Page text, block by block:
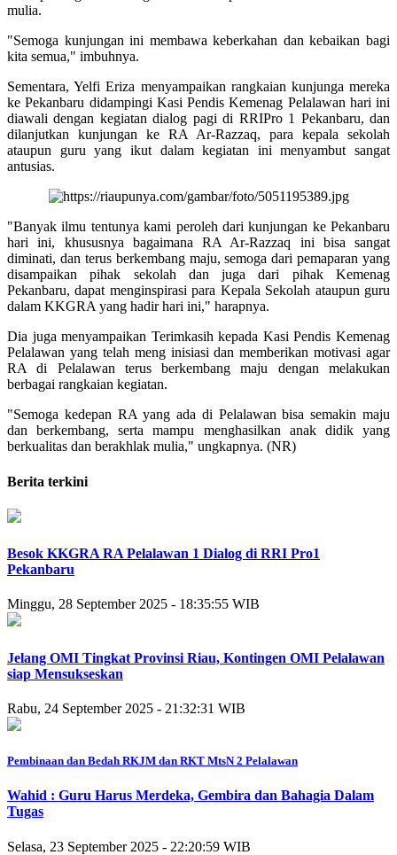
mulia.
"Semoga kunjungan ini membawa keberkahan dan kebaikan bagi
kita semua," imbuhnya.
Sementara, Yelfi Eriza menyampaikan rangkaian kunjunga mereka
ke Pekanbaru didampingi Kasi Pendis Kemenag Pelalawan hari ini
diawali dengan kegiatan dialog pagi di RRIPro 1 Pekanbaru, dan
dilanjutkan kunjungan ke RA Ar-Razzaq, para kepala sekolah
ataupun guru yang ikut dalam kegiatan ini menyambut sangat
antusias.
"Banyak ilmu tentunya kami peroleh dari kunjungan ke Pekanbaru
hari ini, khususnya bagaimana RA Ar-Razzaq ini bisa sangat
diminati, dan terus berkembang maju, semoga dari pemaparan yang
disampaikan pihak sekolah dan juga dari pihak Kemenag
Pekanbaru, dapat menginspirasi para Kepala Sekolah ataupun guru
dalam KKGRA yang hadir hari ini," harapnya.
Dia juga menyampaikan Terimkasih kepada Kasi Pendis Kemenag
Pelalawan yang telah meng inisiasi dan memberikan motivasi agar
RA di Pelalawan terus berkembang maju dengan melakukan
berbagai rangkaian kegiatan.
"Semoga kedepan RA yang ada di Pelalawan bisa semakin maju
dan berkembang, serta mampu menghasilkan anak didik yang
berkualitas dan berakhlak mulia," ungkapnya. (NR)
Berita terkini
Besok KKGRA RA Pelalawan 1 Dialog di RRI Pro1
Pekanbaru
Minggu, 28 September 2025 - 18:35:55 WIB
Jelang OMI Tingkat Provinsi Riau, Kontingen OMI Pelalawan
siap Mensukseskan
Rabu, 24 September 2025 - 21:32:31 WIB
Pembinaan dan Bedah RKJM dan RKT MtsN 2 Pelalawan
Wahid : Guru Harus Merdeka, Gembira dan Bahagia Dalam
Tugas
Selasa, 23 September 2025 - 22:20:59 WIB